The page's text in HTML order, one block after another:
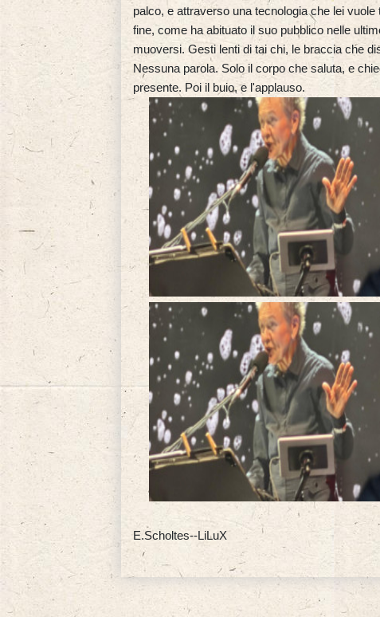
palco, e attraverso una tecnologia che lei
fine, come ha abituato il suo pubblico nelle
muoversi. Gesti lenti di tai chi, le braccia che
Nessuna parola. Solo il corpo che saluta, e
presente. Poi il buio, e l'applauso.
E.Scholtes--LiLuX